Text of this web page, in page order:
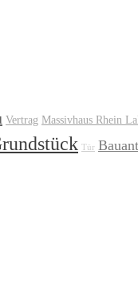
Vertrag Massivhaus Rhein
Tür